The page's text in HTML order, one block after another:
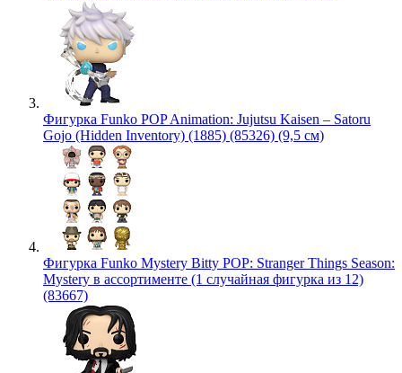
Фигурка Funko POP Animation: Jujutsu Kaisen – Satoru
Gojo (Hidden Inventory) (1885) (85326) (9,5 см)
Фигурка Funko Mystery Bitty POP: Stranger Things Season:
Mystery в ассортименте (1 случайная фигурка из 12)
(83667)